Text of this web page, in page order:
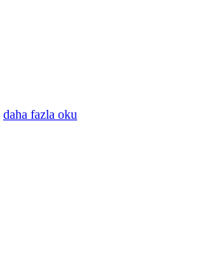
daha fazla oku